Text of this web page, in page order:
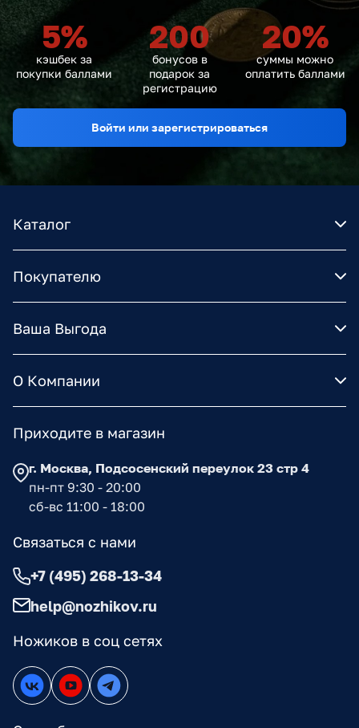
5%
кэшбек за
покупки баллами
200
бонусов в
подарок за
регистрацию
20%
суммы можно
оплатить баллами
Войти или зарегистрироваться
Каталог
Покупателю
Ваша Выгода
О Компании
Ножиков в соц сетях
Приходите в магазин
г. Москва, Подсосенский переулок 23 стр 4
пн-пт 9:30 - 20:00
сб-вс 11:00 - 18:00
Связаться с нами
+7 (495) 268-13-34
help@nozhikov.ru